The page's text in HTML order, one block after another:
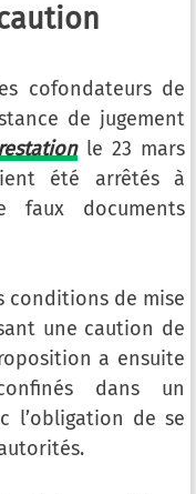
cofondateurs de
de jugement
le 23 mars
été arrêtés à
faux documents
conditions de mise
une caution de
a ensuite
dans un
l’obligation de se